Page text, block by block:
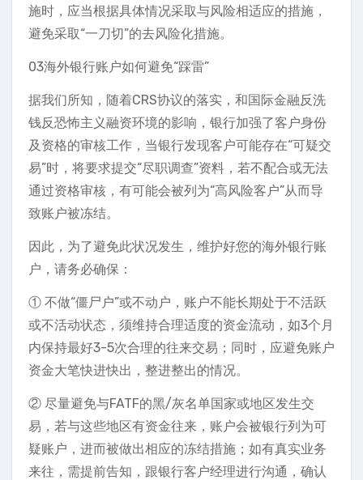
施时，应当根据具体情况采取与风险相适应的措施，
避免采取“一刀切”的去风险化措施。
03海外银行账户如何避免“踩雷”
据我们所知，随着CRS协议的落实，和国际金融反洗
钱反恐怖主义融资环境的影响，银行加强了客户身份
及资格的审核工作，当银行发现客户可能存在“可疑交
易”时，将要求提交“尽职调查”资料，若不配合或无法
通过资格审核，有可能会被列为“高风险客户”从而导
致账户被冻结。
因此，为了避免此状况发生，维护好您的海外银行账
户，请务必确保：
① 不做“僵尸户”或不动户，账户不能长期处于不活跃
或不活动状态，须维持合理适度的资金流动，如3个月
内保持最好3-5次合理的往来交易；同时，应避免账户
资金大笔快进快出，整进整出的情况。
② 尽量避免与FATF的黑/灰名单国家或地区发生交
易，若与这些地区有资金往来，账户会被银行列为可
疑账户，进而被做出相应的冻结措施；如有真实业务
来往，需提前告知，跟银行客户经理进行沟通，确认